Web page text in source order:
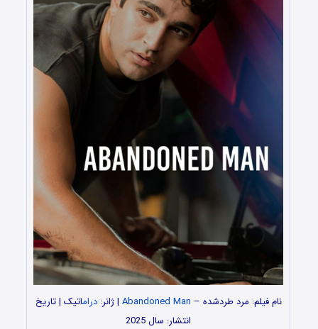
نام فیلم: مرد طردشده – Abandoned Man | ژانر:دراماتیک | تاریخ
انتشار: سال 2025